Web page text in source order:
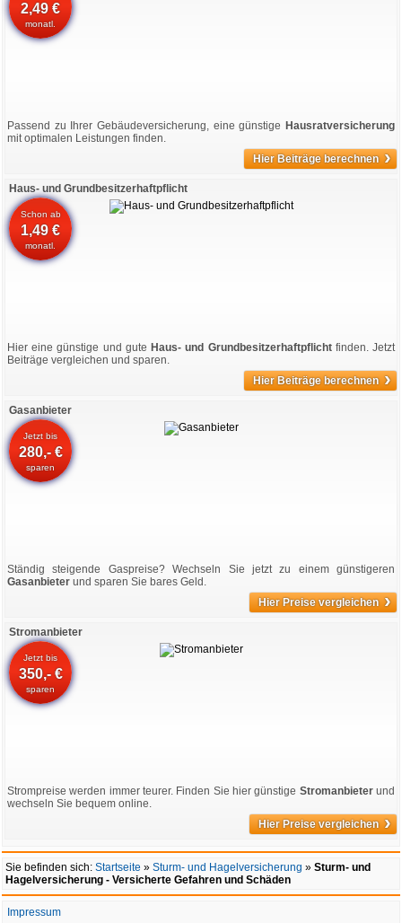
2,49 €
monatl.
Passend zu Ihrer Gebäudeversicherung, eine günstige Hausratversicherung
mit optimalen Leistungen finden.
Hier Beiträge berechnen ›
Haus- und Grundbesitzerhaftpflicht
Schon ab
1,49 €
monatl.
Hier eine günstige und gute Haus- und Grundbesitzerhaftpflichtfinden. Jetzt
Beiträge vergleichen und sparen.
Hier Beiträge berechnen ›
Gasanbieter
Jetzt bis
280,- €
sparen
Ständig steigende Gaspreise? Wechseln Sie jetzt zu einem günstigeren
Gasanbieter und sparen Sie bares Geld.
Hier Preise vergleichen ›
Stromanbieter
Jetzt bis
350,- €
sparen
Strompreise werden immer teurer. Finden Sie hier günstige Stromanbieterund
wechseln Sie bequem online.
Hier Preise vergleichen ›
Sie befinden sich: Startseite » Sturm- und Hagelversicherung » Sturm- und
Hagelversicherung - Versicherte Gefahren und Schäden
Impressum